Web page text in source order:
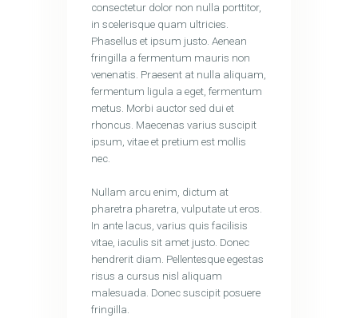
consectetur dolor non nulla porttitor,
in scelerisque quam ultricies.
Phasellus et ipsum justo. Aenean
fringilla a fermentum mauris non
venenatis. Praesent at nulla aliquam,
fermentum ligula a eget, fermentum
metus. Morbi auctor sed dui et
rhoncus. Maecenas varius suscipit
ipsum, vitae et pretium est mollis
nec.
Nullam arcu enim, dictum at
pharetra pharetra, vulputate ut eros.
In ante lacus, varius quis facilisis
vitae, iaculis sit amet justo. Donec
hendrerit diam. Pellentesque egestas
risus a cursus nisl aliquam
malesuada. Donec suscipit posuere
fringilla.